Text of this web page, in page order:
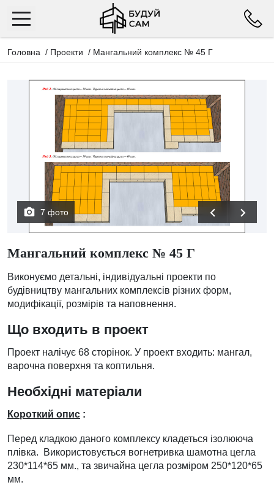
Головна / Проекти / Мангальний комплекс № 45 Г
7 фото
Мангальний комплекс № 45 Г
Виконуємо детальні, індивідуальні проекти по
будівництву мангальних комплексів різних форм,
модифікації, розмірів та наповнення.
Що входить в проект
Проект налічує 68 сторінок. У проект входить: мангал,
варочна поверхня та коптильня.
Необхідні матеріали
Короткий опис :
Перед кладкою даного комплексу кладеться ізолююча
плівка. Використовується вогнетривка шамотна цегла
230*114*65 мм., та звичайна цегла розміром 250*120*65
мм.